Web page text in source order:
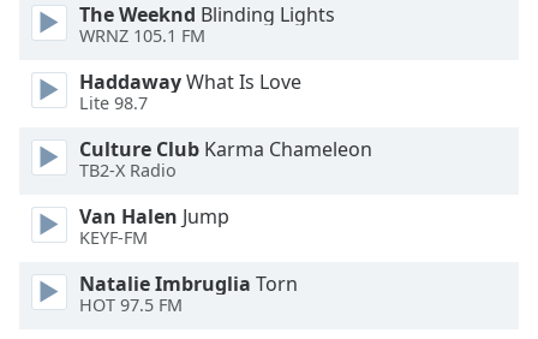
Background
Color
Opacity
Font
Size
Text
The Weeknd Blinding Lights
WRNZ 105.1 FM
HaddawayWhat Is Love
Lite 98.7
Culture Club Karma Chameleon
TB2-X Radio
Van Halen Jump
KEYF-FM
Natalie Imbruglia Torn
HOT 97.5 FM